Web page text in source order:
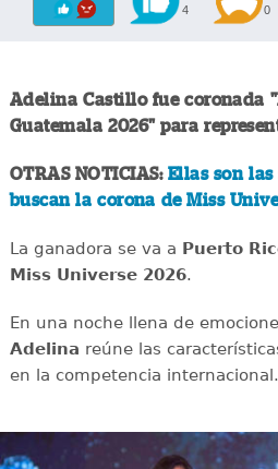
4 0
Adelina Castillo fue coronada
Guatemala 2026" para
OTRAS NOTICIAS: Ellas son
buscan la corona de Miss
La ganadora se va a Puerto
Miss Universe 2026.
En una noche llena de
Adelina reúne las
en la competencia internacional.